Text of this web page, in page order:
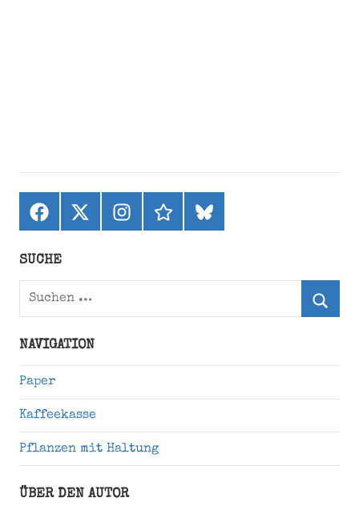
Facebook
X
(ehemals
Instagramthreadsbluesky
SUCHE
Suchen
NAVIGATION
Paper
Kaffeekasse
Pflanzen mit Haltung
ÜBER DEN AUTOR